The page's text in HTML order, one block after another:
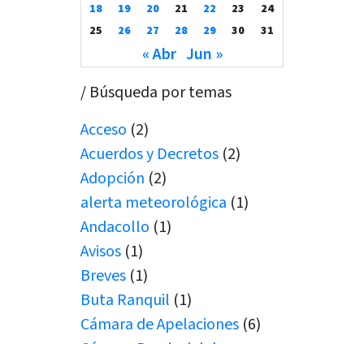
18
19 20 21 22 23
24
25
26 27 28 29 30 31
« Abr Jun »
/ Búsqueda por temas
Acceso (2)
Acuerdos y Decretos (2)
Adopción (2)
alerta meteorológica (1)
Andacollo (1)
Avisos (1)
Breves (1)
Buta Ranquil (1)
Cámara de Apelaciones (6)